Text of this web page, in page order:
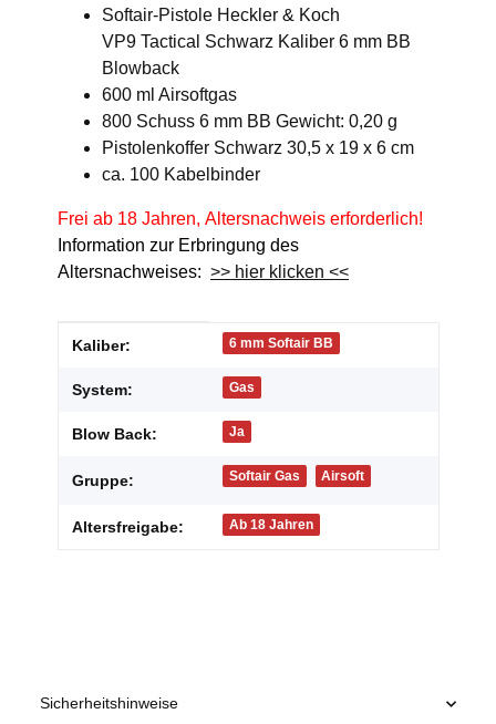
Softair-Pistole Heckler & Koch
VP9 Tactical Schwarz Kaliber 6 mm BB
Blowback
600 ml Airsoftgas
800 Schuss 6 mm BB Gewicht: 0,20 g
Pistolenkoffer Schwarz 30,5 x 19 x 6 cm
ca. 100 Kabelbinder
Frei ab 18 Jahren, Altersnachweis erforderlich!
Information zur Erbringung des
Altersnachweises: >> hier klicken <<
Produkteigenschaft
Wert
Kaliber: 6 mm Softair BB
System: Gas
Blow Back: Ja
Gruppe: Softair Gas Airsoft
Altersfreigabe: Ab 18 Jahren
Sicherheitshinweise